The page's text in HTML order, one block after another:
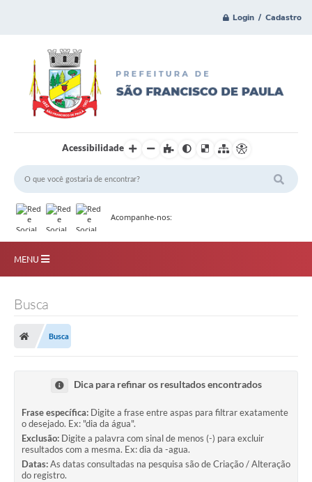
Login / Cadastro
Acessibilidade
Acompanhe-nos:
MENU
Secretarias
A Cidade
Transparência
Coronavírus
Busca
Busca
Dica para refinar os resultados encontrados
Frase específica: Digite a frase entre aspas para filtrar exatamente
o desejado. Ex: "dia da água".
Exclusão: Digite a palavra com sinal de menos (-) para excluir
resultados com a mesma. Ex: dia da -agua.
Datas:As datas consultadas na pesquisa são de Criação / Alteração
do registro.